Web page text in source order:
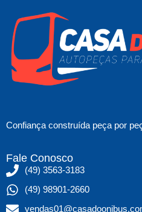
Confiança construída peça por
Fale Conosco
(49) 3563-3183
(49) 98901-2660